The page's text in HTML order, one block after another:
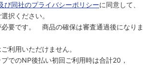
び同社のプライバシーポリシーに同意して、
択ください。
必要です。 商品の確保は審査通過後になりま
利用いただけません。
でのNP後払い初回ご利用時は合計20，